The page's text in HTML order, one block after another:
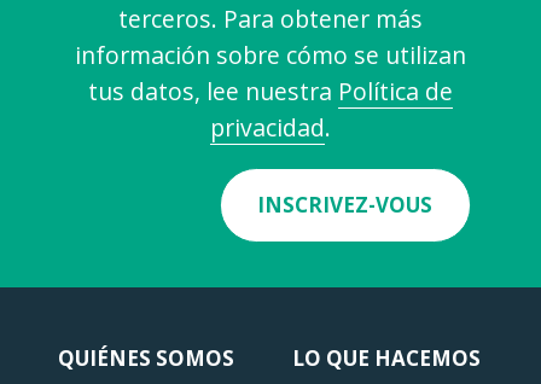
terceros. Para obtener más
información sobre cómo se utilizan
tus datos, lee nuestra Política de
privacidad.
INSCRIVEZ-VOUS
QUIÉNES SOMOS LO QUE HACEMOS